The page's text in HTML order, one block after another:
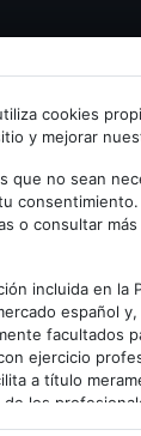
a
con tu
cookies
y mejorar
que no sean
o consultar
incluida en la
español
facultados
ejercicio
a título
de los
decidir, en cada